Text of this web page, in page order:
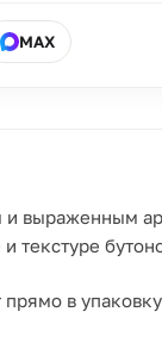
MAX
выраженным
текстуре
в